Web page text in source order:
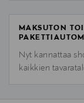
MAKSUTON
Nyt kannattaa
kaikkien